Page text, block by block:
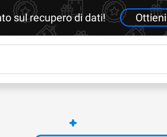
sul recupero di dati! Ottieni